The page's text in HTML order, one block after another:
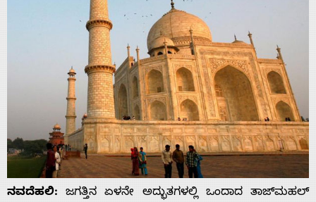
ನವದೆಹಲಿ: ಜಗತ್ತಿನ ಏಳನೇ ಅದ್ಭುತಗಳಲ್ಲಿ ಒಂದಾದ ತಾಜ್‌ಮಹಲ್